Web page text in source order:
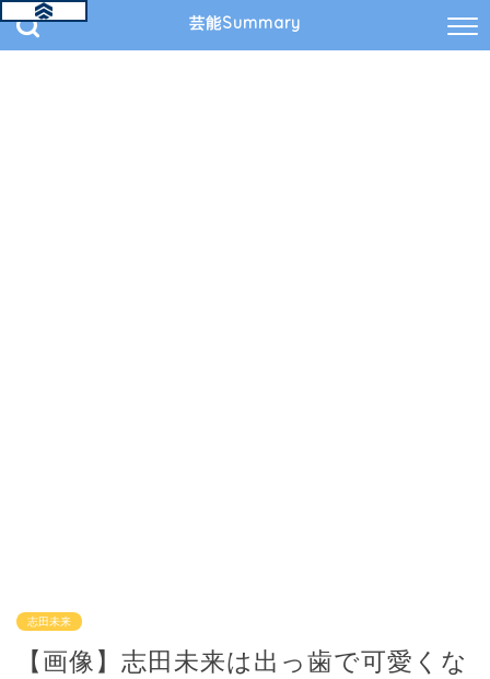
芸能Summary
志田未来
【画像】志田未来は出っ歯で可愛くな